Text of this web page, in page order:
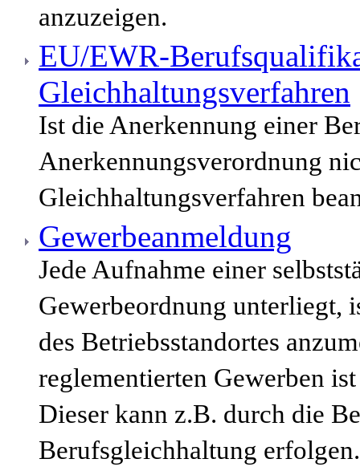
anzuzeigen.
EU/EWR-
Gleichhaltungsverfahren
Ist die Anerkennung einer
Anerkennungsverordnung
Gleichhaltungsverfahren
Gewerbeanmeldung
Jede Aufnahme einer
Gewerbeordnung unterliegt,
des Betriebsstandortes
reglementierten Gewerben
Dieser kann z.B. durch die
Berufsgleichhaltung erfolgen.